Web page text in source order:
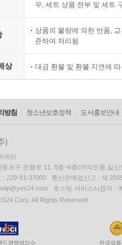
우, 세트 상품 전부 및 세트
상품의 불량에 의한 반품,
준하여 처리됨
상 대금 환불 및 환불 지연에
방침 청소년보호정책 도서홍보안내
세라
등포구 은행로 11, 5층~6층(여의도동,일신
: 229-81-37000 통신판매업신고 : 제
호스팅 서비스사업자 :
Corp. All Rights Reserved.